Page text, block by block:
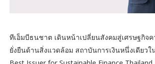
ทีเอ็มบีธนชาต เดินหน้าเปลี่ยนสังคมสู่เศรษฐกิจ
ยั่งยืนด้านสิ่งแวดล้อม สถาบันการเงินหนึ่งเดียวใ